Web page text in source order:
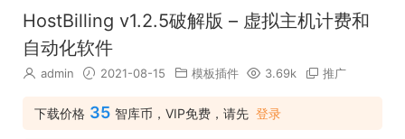
HostBilling v1.2.5破解版 – 虚拟主机计费和
自动化软件
admin 2021-08-15 模板插件 3.69k 推广
下载价格 35 智库币，VIP免费，请先 登录